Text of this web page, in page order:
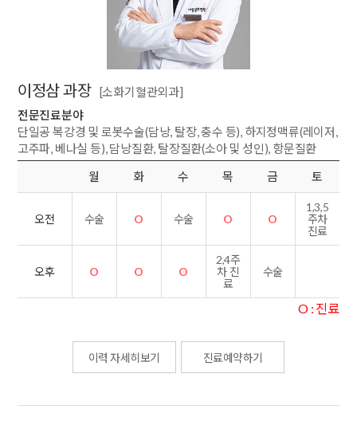
이정삼 과장 [소화기혈관외과]
전문진료분야
단일공 복강경 및 로봇수술(담낭, 탈장, 충수 등), 하지정맥류(레이저,
고주파, 베나실 등), 담낭질환, 탈장질환(소아 및 성인), 항문질환
월
화 수 목 금 토
오전 수술 O 수술 O O
1,3,5
주차
진료
오후 O O O
2,4주
차 진
료
수술
O : 진료
이력 자세히보기 진료예약하기